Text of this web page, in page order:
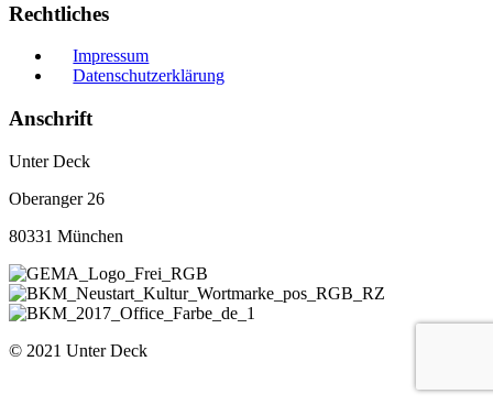
Rechtliches
Impressum
Datenschutzerklärung
Anschrift
Unter Deck
Oberanger 26
80331 München
© 2021 Unter Deck